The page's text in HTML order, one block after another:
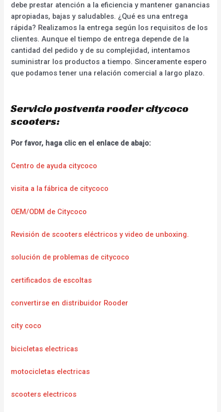
debe prestar atención a la eficiencia y mantener ganancias
apropiadas, bajas y saludables. ¿Qué es una entrega
rápida? Realizamos la entrega según los requisitos de los
clientes. Aunque el tiempo de entrega depende de la
cantidad del pedido y de su complejidad, intentamos
suministrar los productos a tiempo. Sinceramente espero
que podamos tener una relación comercial a largo plazo.
Servicio postventa rooder citycoco
scooters:
Por favor, haga clic en el enlace de abajo:
Centro de ayuda citycoco
visita a la fábrica de citycoco
OEM/ODM de Citycoco
Revisión de scooters eléctricos y video de unboxing.
solución de problemas de citycoco
certificados de escoltas
convertirse en distribuidor Rooder
city coco
bicicletas electricas
motocicletas electricas
scooters electricos